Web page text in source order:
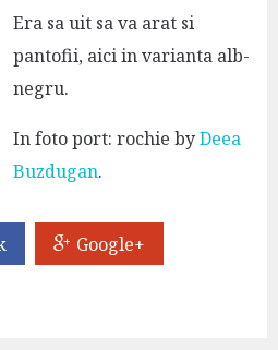
Era sa uit sa va arat si
pantofii, aici in varianta alb-
negru.
In foto port: rochie byDeea
Buzdugan.
Google+